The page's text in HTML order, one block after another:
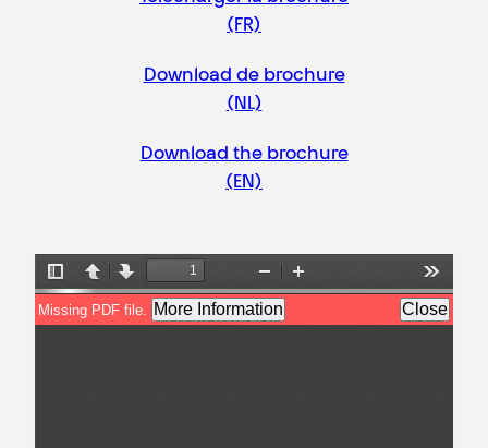
(FR)
Download de brochure
(NL)
Download the brochure
(EN)